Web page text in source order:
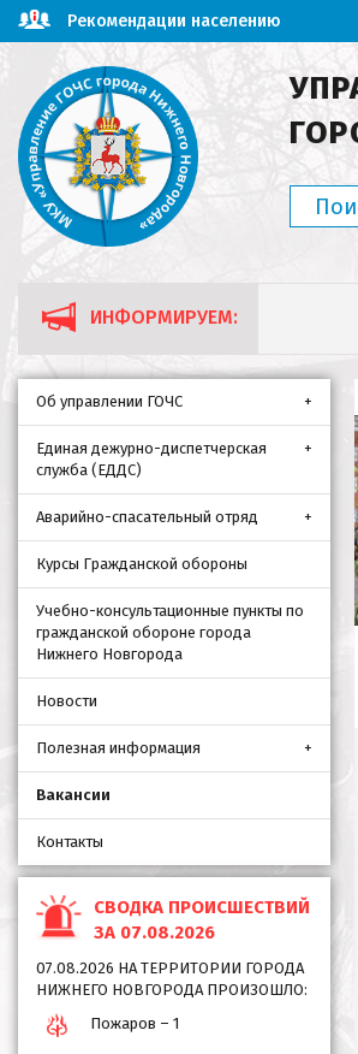
Рекомендации населению
ИНФОРМИРУЕМ:
Об управлении ГОЧС
Единая дежурно-диспетчерская
служба (ЕДДС)
Аварийно-спасательный отряд
Курсы Гражданской обороны
Учебно-консультационные пункты по
гражданской обороне города
Нижнего Новгорода
Новости
Полезная информация
Вакансии
Контакты
СВОДКА ПРОИСШЕСТВИЙ
ЗА 07.08.2026
07.08.2026 НА ТЕРРИТОРИИ ГОРОДА
НИЖНЕГО НОВГОРОДА ПРОИЗОШЛО:
Пожаров – 1